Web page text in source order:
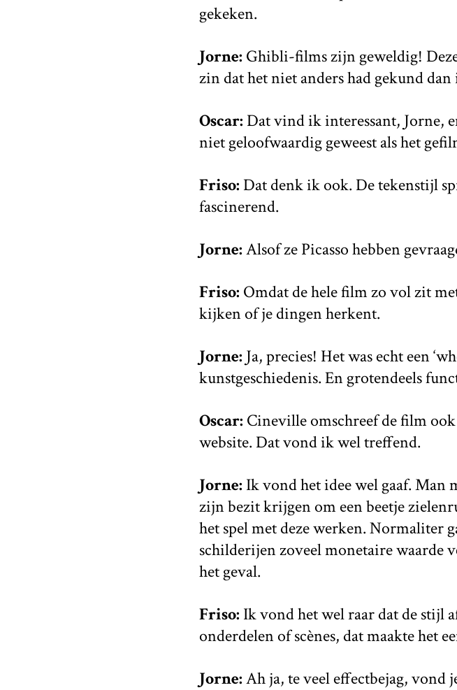
gekeken.
Jorne: Ghibli-films zijn geweldig!
zin dat het niet anders had gekund
Oscar: Dat vind ik interessant, Jorne,
niet geloofwaardig geweest als het
Friso: Dat denk ik ook. De tekenstijl
fascinerend.
Jorne:Alsof ze Picasso hebben
Friso: Omdat de hele film zo vol zit
kijken of je dingen herkent.
Jorne: Ja, precies! Het was echt een
kunstgeschiedenis. En grotendeels
Oscar: Cineville omschreef de film
website. Dat vond ik wel treffend.
Jorne: Ik vond het idee wel gaaf.
zijn bezit krijgen om een beetje
het spel met deze werken. Normaliter
schilderijen zoveel monetaire waarde
het geval.
Friso: Ik vond het wel raar dat de stijl
onderdelen of scènes, dat maakte het
Jorne:Ah ja, te veel effectbejag, vond